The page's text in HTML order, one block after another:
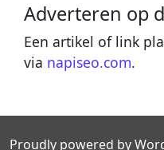
Adverteren op
Een artikel of link
via napiseo.com.
Proudly powered by